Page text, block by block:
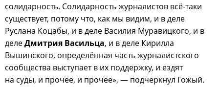
солидарность. Солидарность журналистов всё-таки
существует, потому что, как мы видим, и в деле
Руслана Коцабы, и в деле Василия Муравицкого, и в
делеДмитрия Васильца, и в деле Кирилла
Вышинского, определённая часть журналистского
сообщества выступает в их поддержку, и ездят
на суды, и прочее, и прочее», — подчеркнул Гожый.